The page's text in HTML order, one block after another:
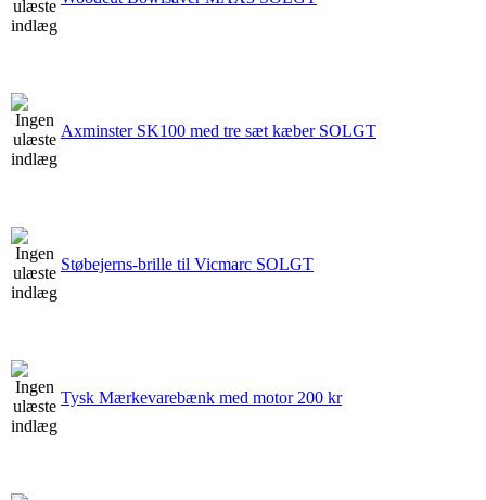
Axminster SK100 med tre sæt kæber SOLGT
Støbejerns-brille til Vicmarc SOLGT
Tysk Mærkevarebænk med motor 200 kr